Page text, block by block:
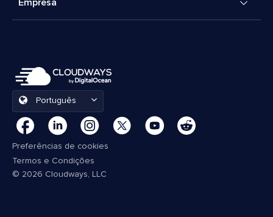
Empresa
Português
Preferências de cookies
Termos e Condições
© 2026 Cloudways, LLC